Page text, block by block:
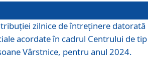
zilnice de întreținere datorată
acordate în cadrul Centrului de tip
Vârstnice, pentru anul 2024.